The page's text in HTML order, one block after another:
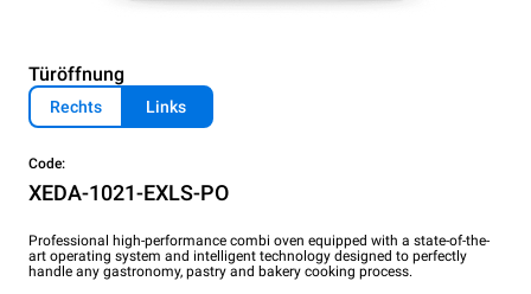
Türöffnung
Rechts Links
Code:
XEDA-1021-EXLS-PO
Professional high-performance combi oven equipped with a state-of-the-
art operating system and intelligent technology designed to perfectly
handle any gastronomy, pastry and bakery cooking process.